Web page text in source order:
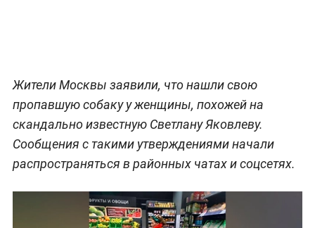
Жители Москвы заявили, что нашли свою
пропавшую собаку у женщины, похожей на
скандально известную Светлану Яковлеву.
Сообщения с такими утверждениями начали
распространяться в районных чатах и соцсетях.